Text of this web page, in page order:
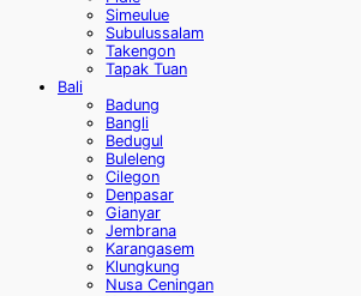
Simeulue
Subulussalam
Takengon
Tapak Tuan
Bali
Badung
Bangli
Bedugul
Buleleng
Cilegon
Denpasar
Gianyar
Jembrana
Karangasem
Klungkung
Nusa Ceningan